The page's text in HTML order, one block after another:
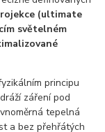
(ultimate
světelném
principu
záření pod
tepelná
a bez přehřátých